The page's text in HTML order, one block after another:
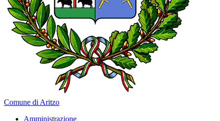
Comune di Aritzo
Amministrazione